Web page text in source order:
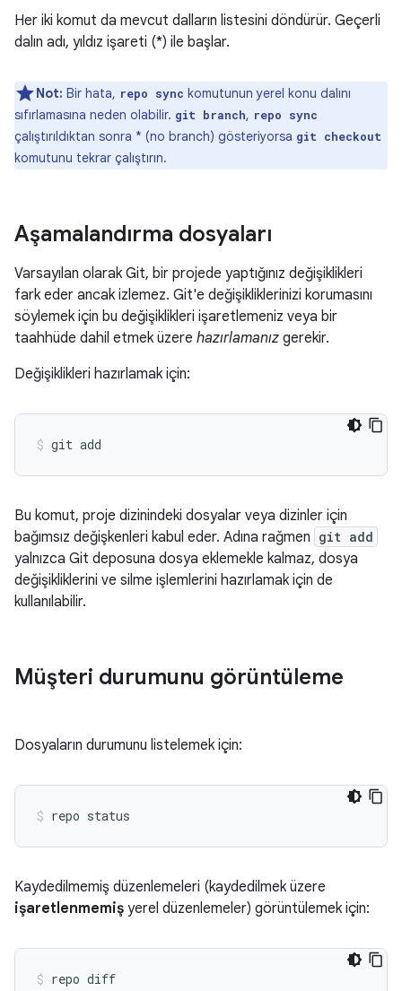
Her iki komut da mevcut dalların listesini döndürür. Geçerli
dalın adı, yıldız işareti (*) ile başlar.
Not: Bir hata, repo sync komutunun yerel konu dalını
sıfırlamasına neden olabilir. git branch, repo sync
çalıştırıldıktan sonra * (no branch) gösteriyorsa git checkout
komutunu tekrar çalıştırın.
Aşamalandırma dosyaları
Varsayılan olarak Git, bir projede yaptığınız değişiklikleri
fark eder ancak izlemez. Git'e değişikliklerinizi korumasını
söylemek için bu değişiklikleri işaretlemeniz veya bir
taahhüde dahil etmek üzere hazırlamanız gerekir.
Değişiklikleri hazırlamak için:
Bu komut, proje dizinindeki dosyalar veya dizinler için
bağımsız değişkenleri kabul eder. Adına rağmen git add
yalnızca Git deposuna dosya eklemekle kalmaz, dosya
değişikliklerini ve silme işlemlerini hazırlamak için de
kullanılabilir.
Müşteri durumunu görüntüleme
Dosyaların durumunu listelemek için:
Kaydedilmemiş düzenlemeleri (kaydedilmek üzere
işaretlenmemiş yerel düzenlemeler) görüntülemek için: